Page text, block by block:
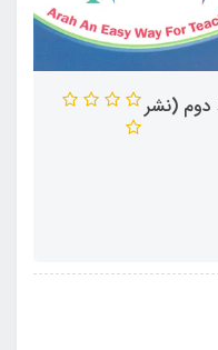
دوم (نشر